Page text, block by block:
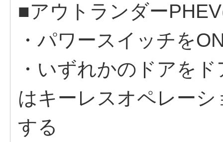
■アウトランダー
・パワースイッチを
・いずれかのドアを
はキーレスオペレー
する